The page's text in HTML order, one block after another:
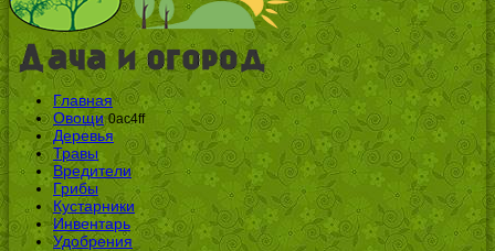
Главная
Овощи 0ac4ff
Деревья
Травы
Вредители
Грибы
Кустарники
Инвентарь
Удобрения